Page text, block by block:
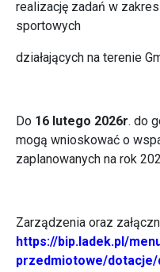
realizację zadań w
sportowych
działających na terenie
Do 16 lutego 2026r. do
mogą wnioskować o
zaplanowanych na rok
Zarządzenia oraz
https://bip.ladek.pl/
przedmiotowe/